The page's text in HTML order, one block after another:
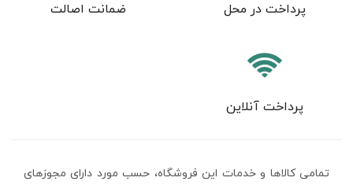
پرداخت در محل ضمانت اصالت
پرداخت آنلاین
تمامی كالاها و خدمات اين فروشگاه، حسب مورد دارای مجوزهای